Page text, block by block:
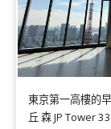
東京第一高樓的
丘 森 JP Tower